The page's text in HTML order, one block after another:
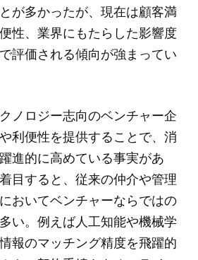
が多かったが、現在は顧客満
性、業界にもたらした影響度
評価される傾向が強まってい
ノロジー志向のベンチャー企
利便性を提供することで、消
進的に高めている事実があ
目すると、従来の仲介や管理
おいてベンチャーならではの
い。例えば人工知能や機械学
報のマッチング精度を飛躍的